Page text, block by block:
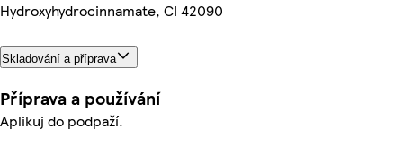
Hydroxyhydrocinnamate, CI 42090
Skladování a příprava
Příprava a používání
Aplikuj do podpaží.